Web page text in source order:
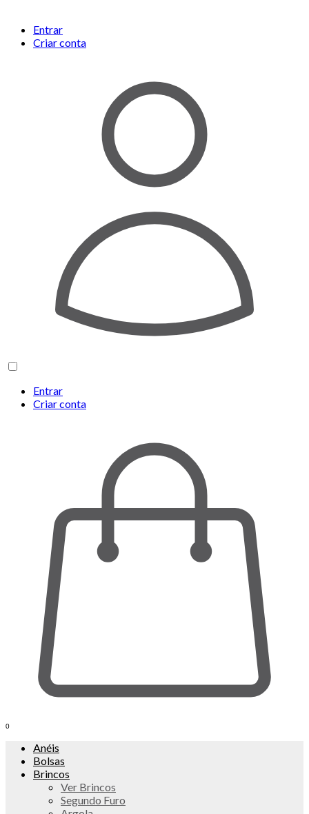
Entrar
Criar conta
Entrar
Criar conta
0
Anéis
Bolsas
Brincos
Ver Brincos
Segundo Furo